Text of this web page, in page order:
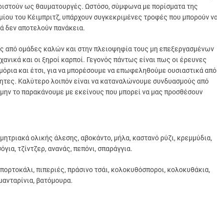
ως θαυματουργές. Ωστόσο, σύμφωνα με πορίσματα της
του Κέιμπριτζ, υπάρχουν συγκεκριμένες τροφές που μπορούν
δεν αποτελούν πανάκεια.
από ομάδες καλών και στην πλειοψηφία τους μη επεξεργασμένων
και οι ξηροί καρποί. Γεγονός πάντως είναι πως οι έρευνες
και έτσι, για να μπορέσουμε να επωφεληθούμε ουσιαστικά από
Καλύτερο λοιπόν είναι να καταναλώνουμε συνδυασμούς από
το παρακάνουμε με εκείνους που μπορεί να μας προσθέσουν
ολικής άλεσης, αβοκάντο, μήλα, καστανό ρύζι, κρεμμύδια,
τζίντζερ, ανανάς, πεπόνι, σπαράγγια.
πιπεριές, πράσινο τσάι, κολοκυθόσποροι, κολοκυθάκια,
βατόμουρα.